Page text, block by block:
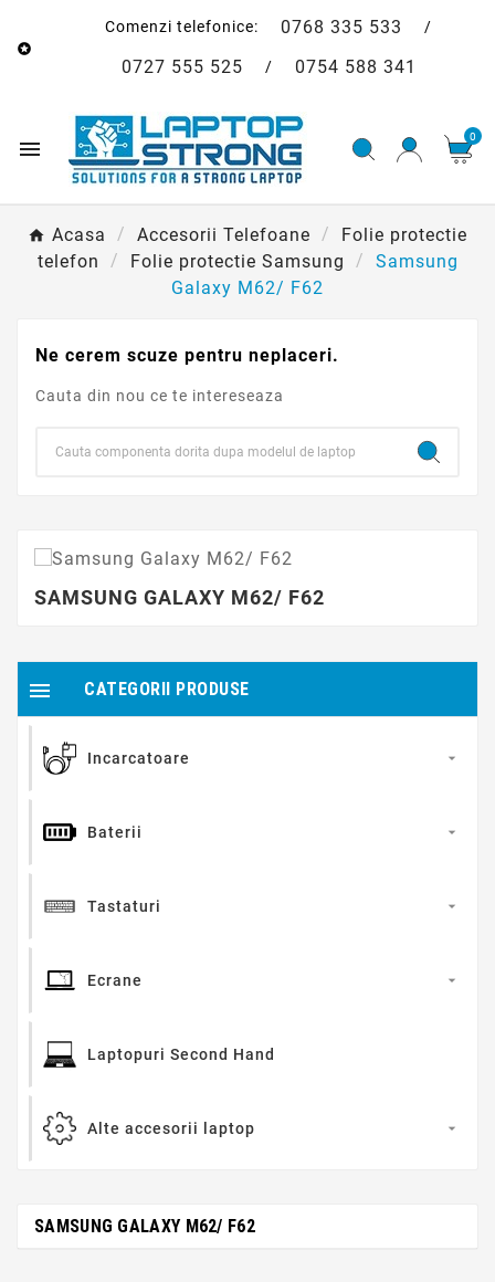

Comenzi telefonice: 0768 335 533
0727 555 525 / 0754 588 341
 0
Acasa Accesorii Telefoane
Folie protectie
telefon
Folie protectie Samsung
Samsung
Galaxy M62/ F62
Ne cerem scuze pentru neplaceri.
Cauta din nou ce te intereseaza
SAMSUNG GALAXY M62/ F62
CATEGORII PRODUSE

Incarcatoare 
Baterii 
Tastaturi 
Ecrane 
Laptopuri Second Hand
Alte accesorii laptop 
SAMSUNG GALAXY M62/ F62